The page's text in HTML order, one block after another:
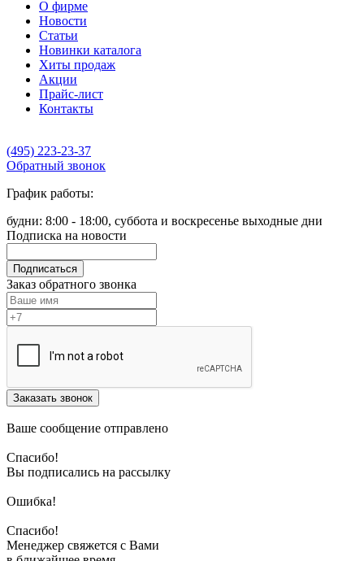
О фирме
Новости
Статьи
Новинки каталога
Хиты продаж
Акции
Прайс-лист
Контакты
(495) 223-23-37
Обратный звонок
График работы:
будни: 8:00 - 18:00, суббота и воскресенье выходные дни
Подписка на новости
Подписаться
Заказ обратного звонка
Заказать звонок
Ваше сообщение отправлено
Спасибо!
Вы подписались на рассылку
Ошибка!
Спасибо!
Менеджер свяжется с Вами